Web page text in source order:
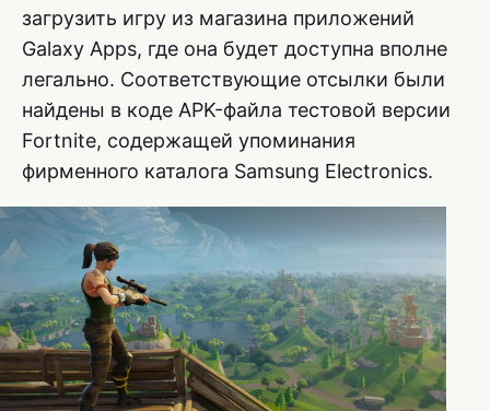
загрузить игру из магазина приложений
Galaxy Apps, где она будет доступна вполне
легально. Соответствующие отсылки были
найдены в коде APK-файла тестовой версии
Fortnite, содержащей упоминания
фирменного каталога Samsung Electronics.